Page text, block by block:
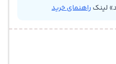
لینک راهنمای خرید